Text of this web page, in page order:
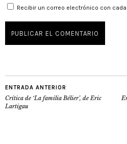
Recibir un correo electrónico con
ENTRADA ANTERIOR
Crítica de ‘La familia Bélier’, de Eric
Lartigau